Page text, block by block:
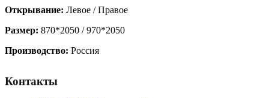
Открывание: Левое / Правое
Размер: 870*2050 / 970*2050
Производство: Россия
Контакты